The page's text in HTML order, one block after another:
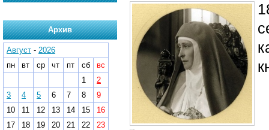
Архив
Август - 2026
пн
вт ср чт пт сб
вс
1
2
3
4 5 6 7 8
9
10
11 12 13 14 15
16
17
18 19 20 21 22
23